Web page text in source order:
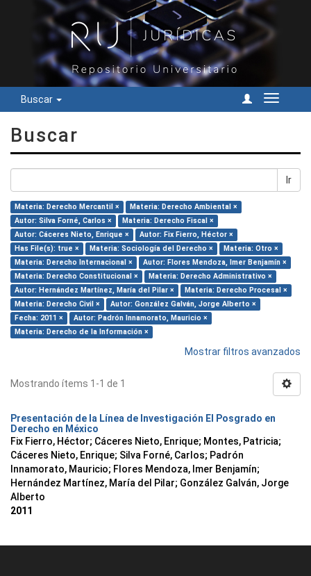
Buscar
Cambiar
Buscar
Ir
Materia: Derecho Mercantil ×
Materia: Derecho Ambiental ×
Autor: Silva Forné, Carlos ×
Materia: Derecho Fiscal ×
Autor: Cáceres Nieto, Enrique ×
Autor: Fix Fierro, Héctor ×
Has File(s): true ×
Materia: Sociología del Derecho ×
Materia: Otro ×
Materia: Derecho Internacional ×
Autor: Flores Mendoza, Imer Benjamín ×
Materia: Derecho Constitucional ×
Materia: Derecho Administrativo ×
Autor: Hernández Martínez, María del Pilar ×
Materia: Derecho Procesal ×
Materia: Derecho Civil ×
Autor: González Galván, Jorge Alberto ×
Fecha: 2011 ×
Autor: Padrón Innamorato, Mauricio ×
Materia: Derecho de la Información ×
Mostrar filtros avanzados
Mostrando ítems 1-1 de 1
Presentación de la Línea de Investigación El Posgrado en
Derecho en México
Fix Fierro, Héctor; Cáceres Nieto, Enrique; Montes, Patricia;
Cáceres Nieto, Enrique; Silva Forné, Carlos; Padrón
Innamorato, Mauricio; Flores Mendoza, Imer Benjamín;
Hernández Martínez, María del Pilar; González Galván, Jorge
Alberto
2011